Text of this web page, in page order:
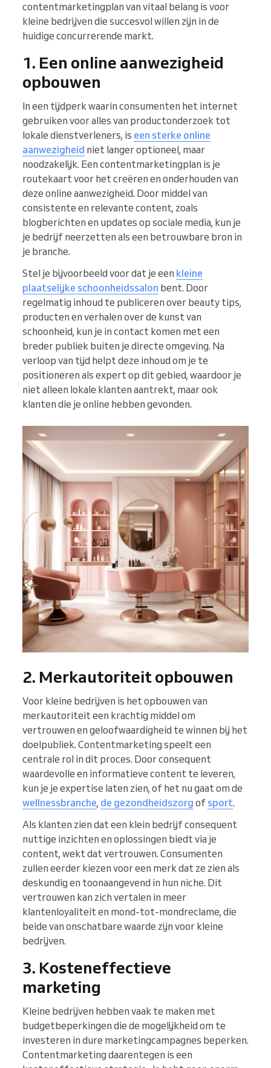
contentmarketingplan van vitaal belang is voor
kleine bedrijven die succesvol willen zijn in de
huidige concurrerende markt.
1. Een online aanwezigheid
opbouwen
In een tijdperk waarin consumenten het internet
gebruiken voor alles van productonderzoek tot
lokale dienstverleners, is een sterke online
aanwezigheid niet langer optioneel, maar
noodzakelijk. Een contentmarketingplan is je
routekaart voor het creëren en onderhouden van
deze online aanwezigheid. Door middel van
consistente en relevante content, zoals
blogberichten en updates op sociale media, kun je
je bedrijf neerzetten als een betrouwbare bron in
je branche.
Stel je bijvoorbeeld voor dat je een kleine
plaatselijke schoonheidssalon bent. Door
regelmatig inhoud te publiceren over beauty tips,
producten en verhalen over de kunst van
schoonheid, kun je in contact komen met een
breder publiek buiten je directe omgeving. Na
verloop van tijd helpt deze inhoud om je te
positioneren als expert op dit gebied, waardoor je
niet alleen lokale klanten aantrekt, maar ook
klanten die je online hebben gevonden.
2. Merkautoriteit opbouwen
Voor kleine bedrijven is het opbouwen van
merkautoriteit een krachtig middel om
vertrouwen en geloofwaardigheid te winnen bij het
doelpubliek. Contentmarketing speelt een
centrale rol in dit proces. Door consequent
waardevolle en informatieve content te leveren,
kun je je expertise laten zien, of het nu gaat om de
wellnessbranche, de gezondheidszorg of sport.
Als klanten zien dat een klein bedrijf consequent
nuttige inzichten en oplossingen biedt via je
content, wekt dat vertrouwen. Consumenten
zullen eerder kiezen voor een merk dat ze zien als
deskundig en toonaangevend in hun niche. Dit
vertrouwen kan zich vertalen in meer
klantenloyaliteit en mond-tot-mondreclame, die
beide van onschatbare waarde zijn voor kleine
bedrijven.
3. Kosteneffectieve
marketing
Kleine bedrijven hebben vaak te maken met
budgetbeperkingen die de mogelijkheid om te
investeren in dure marketingcampagnes beperken.
Contentmarketing daarentegen is een